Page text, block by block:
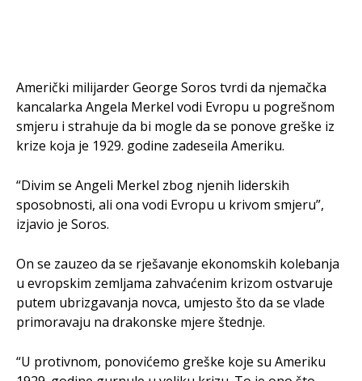
Američki milijarder George Soros tvrdi da njemačka
kancalarka Angela Merkel vodi Evropu u pogrešnom
smjeru i strahuje da bi mogle da se ponove greške iz
krize koja je 1929. godine zadeseila Ameriku.
“Divim se Angeli Merkel zbog njenih liderskih
sposobnosti, ali ona vodi Evropu u krivom smjeru”,
izjavio je Soros.
On se zauzeo da se rješavanje ekonomskih kolebanja
u evropskim zemljama zahvaćenim krizom ostvaruje
putem ubrizgavanja novca, umjesto što da se vlade
primoravaju na drakonske mjere štednje.
“U protivnom, ponovićemo greške koje su Ameriku